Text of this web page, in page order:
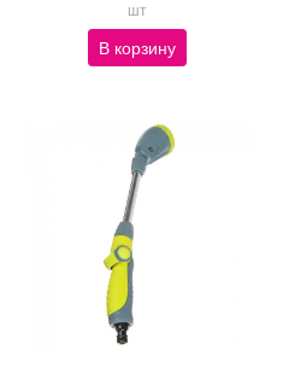
шт
В корзину